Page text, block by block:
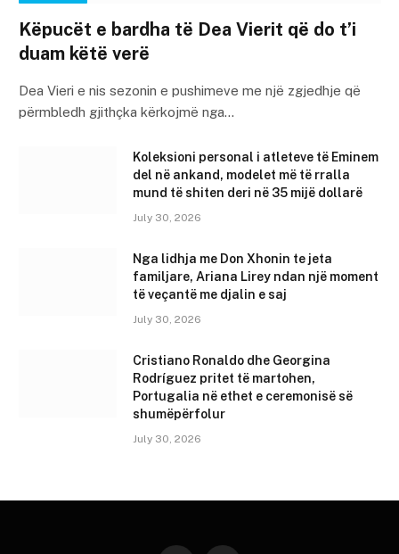
Këpucët e bardha të Dea Vierit që do t’i
duam këtë verë
Dea Vieri e nis sezonin e pushimeve me një zgjedhje që
përmbledh gjithçka kërkojmë nga…
Koleksioni personal i atleteve të Eminem
del në ankand, modelet më të rralla
mund të shiten deri në 35 mijë dollarë
July 30, 2026
Nga lidhja me Don Xhonin te jeta
familjare, Ariana Lirey ndan një moment
të veçantë me djalin e saj
July 30, 2026
Cristiano Ronaldo dhe Georgina
Rodríguez pritet të martohen,
Portugalia në ethet e ceremonisë së
shumëpërfolur
July 30, 2026